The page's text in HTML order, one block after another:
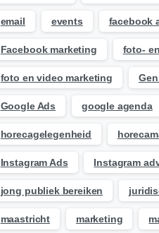
email events facebook
Facebook marketing foto-
foto en video marketing
Google Ads google agenda
horecagelegenheid
Instagram Ads Instagram
jong publiek bereiken
maastricht marketing